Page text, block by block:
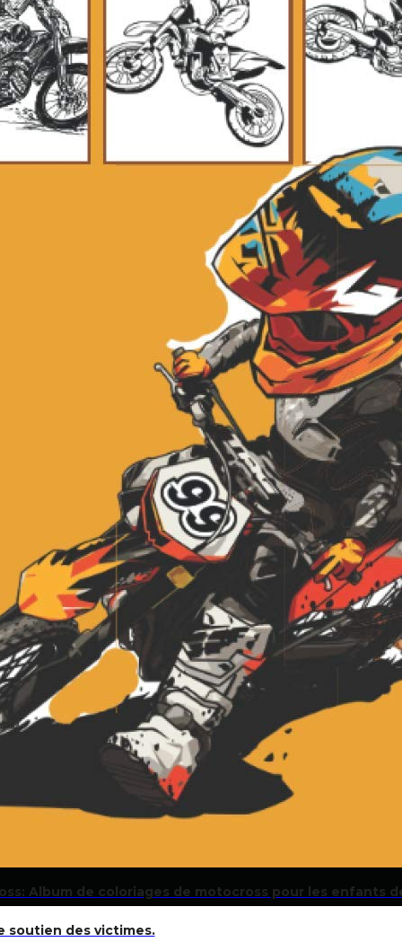
soutien des victimes.
Album de coloriages de motocross pour les enfants